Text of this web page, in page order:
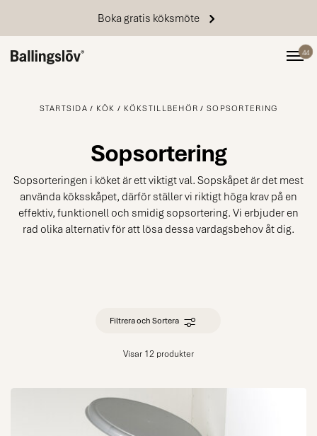
Boka gratis köksmöte
44
STARTSIDA KÖK KÖKSTILLBEHÖR SOPSORTERING
Sopsortering
Sopsorteringen i köket är ett viktigt val. Sopskåpet är det mest
använda köksskåpet, därför ställer vi riktigt höga krav på en
effektiv, funktionell och smidig sopsortering. Vi erbjuder en
rad olika alternativ för att lösa dessa vardagsbehov åt dig.
Filtrera och Sortera
Visar 12 produkter